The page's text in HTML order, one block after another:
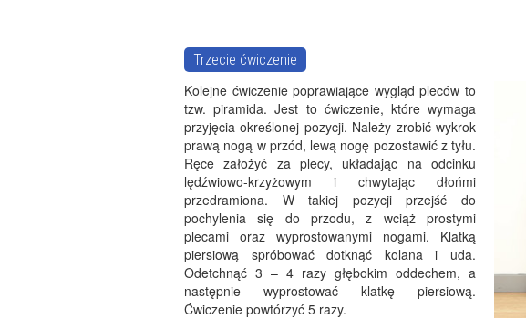
Trzecie ćwiczenie
Kolejne ćwiczenie poprawiające wygląd pleców to
tzw. piramida. Jest to ćwiczenie, które wymaga
przyjęcia określonej pozycji. Należy zrobić wykrok
prawą nogą w przód, lewą nogę pozostawić z tyłu.
Ręce założyć za plecy, układając na odcinku
lędźwiowo-krzyżowym i chwytając dłońmi
przedramiona. W takiej pozycji przejść do
pochylenia się do przodu, z wciąż prostymi
plecami oraz wyprostowanymi nogami. Klatką
piersiową spróbować dotknąć kolana i uda.
Odetchnąć 3 – 4 razy głębokim oddechem, a
następnie wyprostować klatkę piersiową.
Ćwiczenie powtórzyć 5 razy.